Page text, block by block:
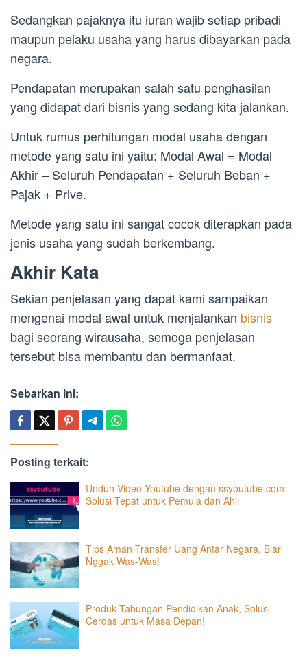
Sedangkan pajaknya itu iuran wajib setiap pribadi
maupun pelaku usaha yang harus dibayarkan pada
negara.
Pendapatan merupakan salah satu penghasilan
yang didapat dari bisnis yang sedang kita jalankan.
Untuk rumus perhitungan modal usaha dengan
metode yang satu ini yaitu: Modal Awal = Modal
Akhir – Seluruh Pendapatan + Seluruh Beban +
Pajak + Prive.
Metode yang satu ini sangat cocok diterapkan pada
jenis usaha yang sudah berkembang.
Akhir Kata
Sekian penjelasan yang dapat kami sampaikan
mengenai modal awal untuk menjalankan bisnis
bagi seorang wirausaha, semoga penjelasan
tersebut bisa membantu dan bermanfaat.
Sebarkan ini:
Posting terkait:
Unduh Video Youtube dengan ssyoutube.com:
Solusi Tepat untuk Pemula dan Ahli
Tips Aman Transfer Uang Antar Negara, Biar
Nggak Was-Was!
Produk Tabungan Pendidikan Anak, Solusi
Cerdas untuk Masa Depan!